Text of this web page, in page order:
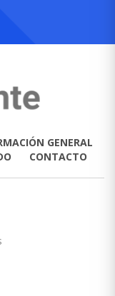
GENERAL
CONTACTO